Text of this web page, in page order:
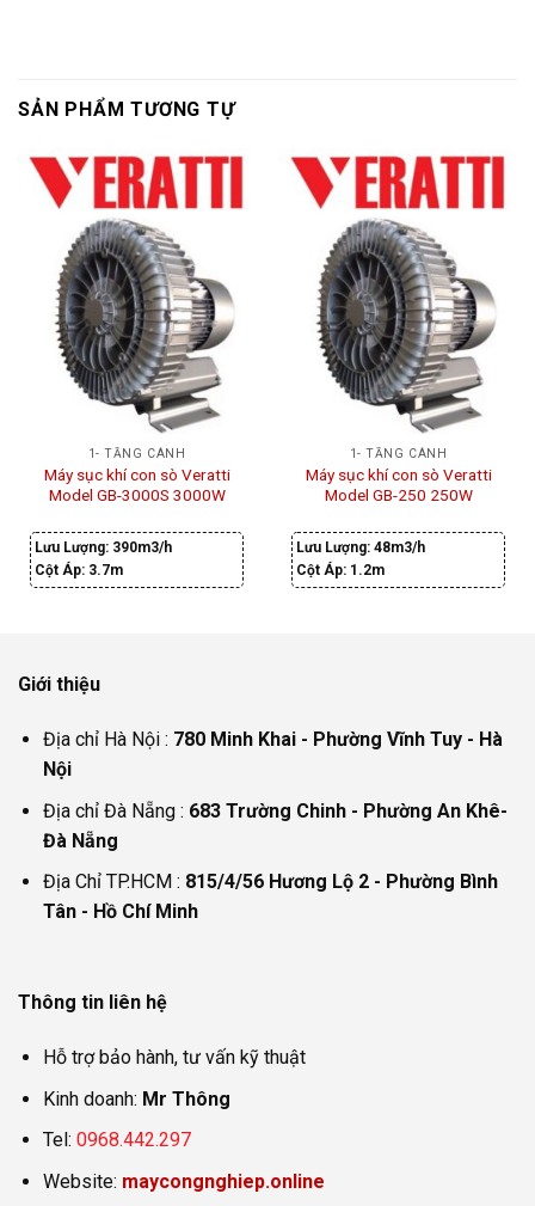
SẢN PHẨM TƯƠNG TỰ
1- TẦNG CÁNH
Máy sục khí con sò Veratti
Model GB-3000S 3000W
Lưu Lượng: 390m3/h
Cột Áp: 3.7m
1- TẦNG CÁNH
Máy sục khí con sò Veratti
Model GB-250 250W
Lưu Lượng:48m3/h
Cột Áp: 1.2m
Giới thiệu
Địa chỉ Hà Nội : 780 Minh Khai - Phường Vĩnh Tuy - Hà
Nội
Địa chỉ Đà Nẵng : 683 Trường Chinh - Phường An Khê-
Đà Nẵng
Địa Chỉ TP.HCM : 815/4/56 Hương Lộ 2 - Phường Bình
Tân - Hồ Chí Minh
Thông tin liên hệ
Hỗ trợ bảo hành, tư vấn kỹ thuật
Kinh doanh: Mr Thông
Tel: 0968.442.297
Website: maycongnghiep.online